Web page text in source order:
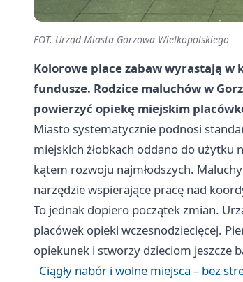
FOT. Urząd Miasta Gorzowa Wielkopolskiego
Kolorowe place zabaw wyrastają w
fundusze. Rodzice maluchów w
powierzyć opiekę miejskim
Miasto systematycznie podnosi
miejskich żłobkach oddano do użytku
kątem rozwoju najmłodszych.
narzędzie wspierające pracę nad
To jednak dopiero początek zmian.
placówek opieki wczesnodziecięcej.
opiekunek i stworzy dzieciom jeszcze
Ciągły nabór i wolne miejsca – bez